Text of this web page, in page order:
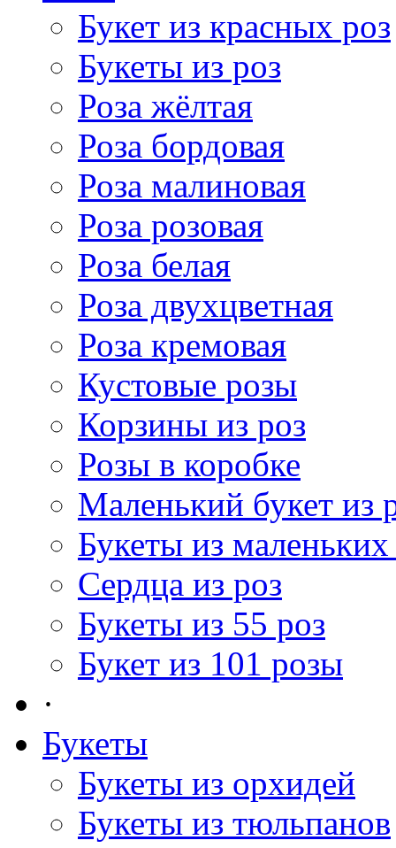
Букет из красных роз
Букеты из роз
Роза жёлтая
Роза бордовая
Роза малиновая
Роза розовая
Роза белая
Роза двухцветная
Роза кремовая
Кустовые розы
Корзины из роз
Розы в коробке
Маленький букет из
Букеты из маленьких
Сердца из роз
Букеты из 55 роз
Букет из 101 розы
·
Букеты
Букеты из орхидей
Букеты из тюльпанов